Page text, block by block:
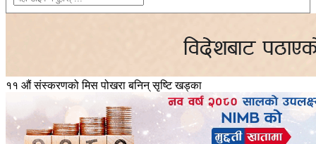
११ औं संस्करणको मिस पोखरा बनिन् सृष्टि खड्का